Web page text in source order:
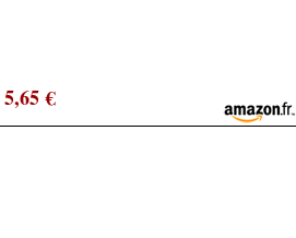
5,65 €